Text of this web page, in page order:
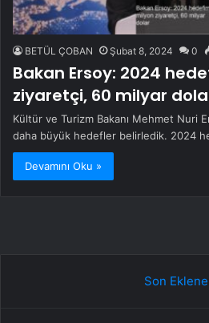
BETÜL ÇOBAN Şubat 8, 2024 0
Bakan Ersoy: 2024
ziyaretçi, 60 milyar
Kültür ve Turizm Bakanı Mehmet Nuri
daha büyük hedefler belirledik. 2024
Devamını Oku »
Son